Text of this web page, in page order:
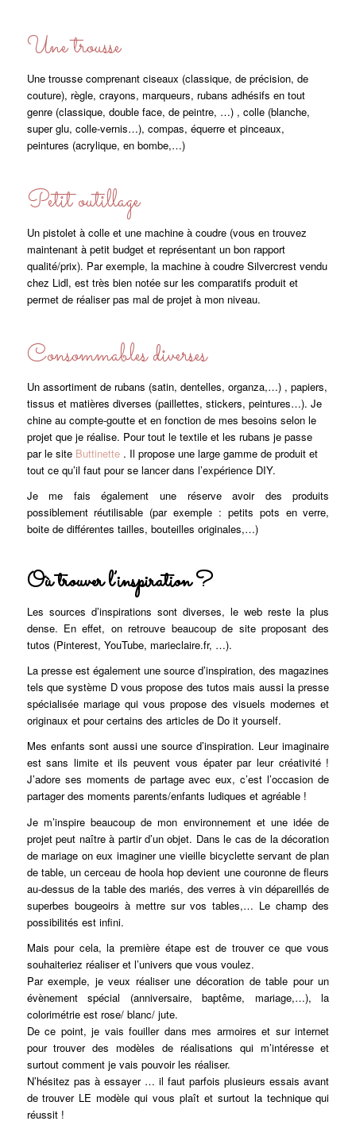
Une trousse
Une trousse comprenant ciseaux (classique, de précision, de
couture), règle, crayons, marqueurs, rubans adhésifs en tout
genre (classique, double face, de peintre, …) , colle (blanche,
super glu, colle-vernis…), compas, équerre et pinceaux,
peintures (acrylique, en bombe,…)
Petit outillage
Un pistolet à colle et une machine à coudre (vous en trouvez
maintenant à petit budget et représentant un bon rapport
qualité/prix). Par exemple, la machine à coudre Silvercrest vendu
chez Lidl, est très bien notée sur les comparatifs produit et
permet de réaliser pas mal de projet à mon niveau.
Consommables diverses
Un assortiment de rubans (satin, dentelles, organza,…) , papiers,
tissus et matières diverses (paillettes, stickers, peintures…). Je
chine au compte-goutte et en fonction de mes besoins selon le
projet que je réalise. Pour tout le textile et les rubans je passe
par le site Buttinette. Il propose une large gamme de produit et
tout ce qu’il faut pour se lancer dans l’expérience DIY.
Je me fais également une réserve avoir des produits
possiblement réutilisable (par exemple : petits pots en verre,
boite de différentes tailles, bouteilles originales,…)
Où trouver l’inspiration ?
Les sources d’inspirations sont diverses, le web reste la plus
dense. En effet, on retrouve beaucoup de site proposant des
tutos (Pinterest, YouTube, marieclaire.fr, …).
La presse est également une source d’inspiration, des magazines
tels que système D vous propose des tutos mais aussi la presse
spécialisée mariage qui vous propose des visuels modernes et
originaux et pour certains des articles de Do it yourself.
Mes enfants sont aussi une source d’inspiration. Leur imaginaire
est sans limite et ils peuvent vous épater par leur créativité !
J’adore ses moments de partage avec eux, c’est l’occasion de
partager des moments parents/enfants ludiques et agréable !
Je m’inspire beaucoup de mon environnement et une idée de
projet peut naître à partir d’un objet. Dans le cas de la décoration
de mariage on eux imaginer une vieille bicyclette servant de plan
de table, un cerceau de hoola hop devient une couronne de fleurs
au-dessus de la table des mariés, des verres à vin dépareillés de
superbes bougeoirs à mettre sur vos tables,… Le champ des
possibilités est infini.
Mais pour cela, la première étape est de trouver ce que vous
souhaiteriez réaliser et l’univers que vous voulez.
Par exemple, je veux réaliser une décoration de table pour un
évènement spécial (anniversaire, baptême, mariage,…), la
colorimétrie est rose/ blanc/ jute.
De ce point, je vais fouiller dans mes armoires et sur internet
pour trouver des modèles de réalisations qui m’intéresse et
surtout comment je vais pouvoir les réaliser.
N’hésitez pas à essayer … il faut parfois plusieurs essais avant
de trouver LE modèle qui vous plaît et surtout la technique qui
réussit !